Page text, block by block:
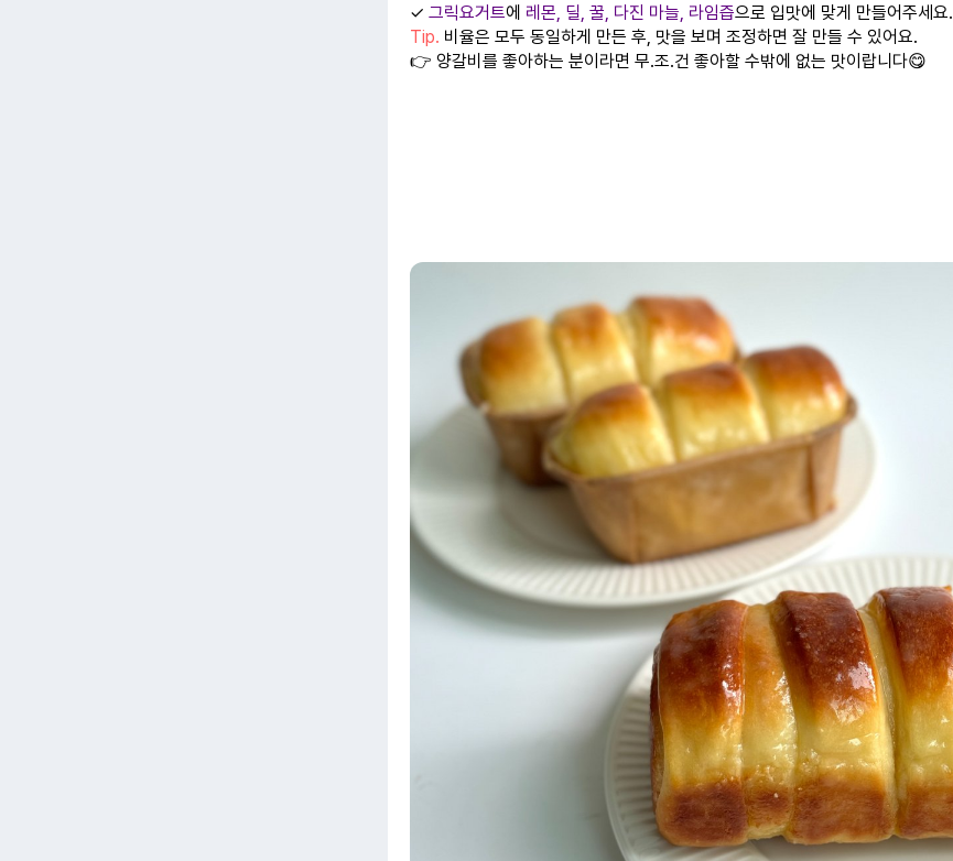
✓ 그릭요거트에 레몬, 딜, 꿀, 다진 마늘, 라임즙으로 입맛에 맞게 만들어주세요.
Tip. 비율은 모두 동일하게 만든 후, 맛을 보며 조정하면 잘 만들 수 있어요.
👉 양갈비를 좋아하는 분이라면 무.조.건 좋아할 수밖에 없는 맛이랍니다😋